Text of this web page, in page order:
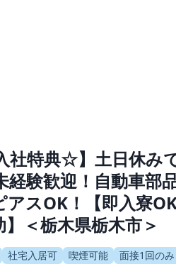
社特典☆】土日休み
験歓迎！自動車部
スOK！【即入寮
＜栃木県栃木市＞
社宅入居可 喫煙可能
面接1回のみ